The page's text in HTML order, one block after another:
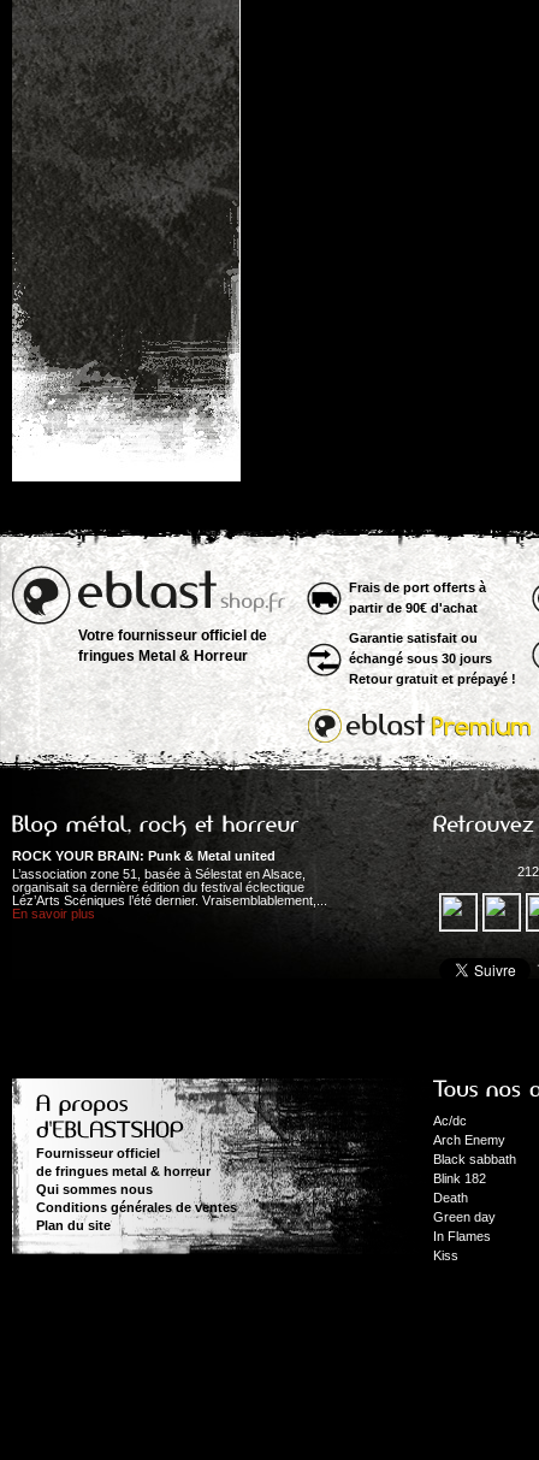
Votre fournisseur officiel de
fringues Metal & Horreur
Frais de port offerts à
partir de 90€ d'achat
Garantie satisfait ou
échangé sous 30 jours
Retour gratuit et prépayé !
ROCK YOUR BRAIN: Punk & Metal united
L’association zone 51, basée à Sélestat en Alsace,
organisait sa dernière édition du festival éclectique
Léz’Arts Scéniques l’été dernier. Vraisemblablement,...
En savoir plus
Fournisseur officiel
de fringues metal & horreur
Qui sommes nous
Conditions générales de ventes
Plan du site
Ac/dc
Arch Enemy
Black sabbath
Blink 182
Death
Green day
In Flames
Kiss